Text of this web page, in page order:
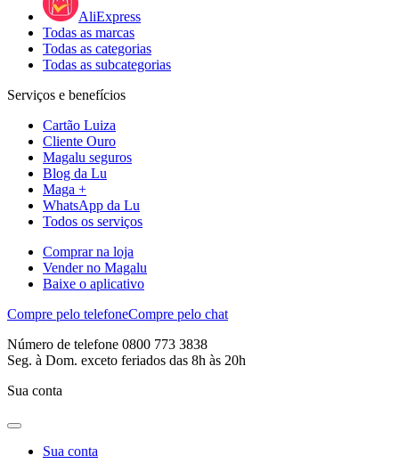
AliExpress
Todas as marcas
Todas as categorias
Todas as subcategorias
Serviços e benefícios
Cartão Luiza
Cliente Ouro
Magalu seguros
Blog da Lu
Maga +
WhatsApp da Lu
Todos os serviços
Comprar na loja
Vender no Magalu
Baixe o aplicativo
Compre pelo telefoneCompre pelo chat
Número de telefone 0800 773 3838
Seg. à Dom. exceto feriados das 8h às 20h
Sua conta
Sua conta